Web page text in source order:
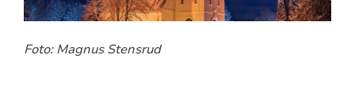
Foto: Magnus Stensrud